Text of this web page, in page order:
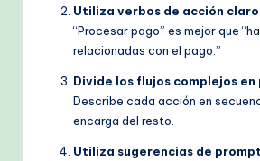
Utiliza verbos de acción
“Procesar pago” es mejor que
relacionadas con el pago.”
Divide los flujos complejos en
Describe cada acción en
encarga del resto.
Utiliza sugerencias de